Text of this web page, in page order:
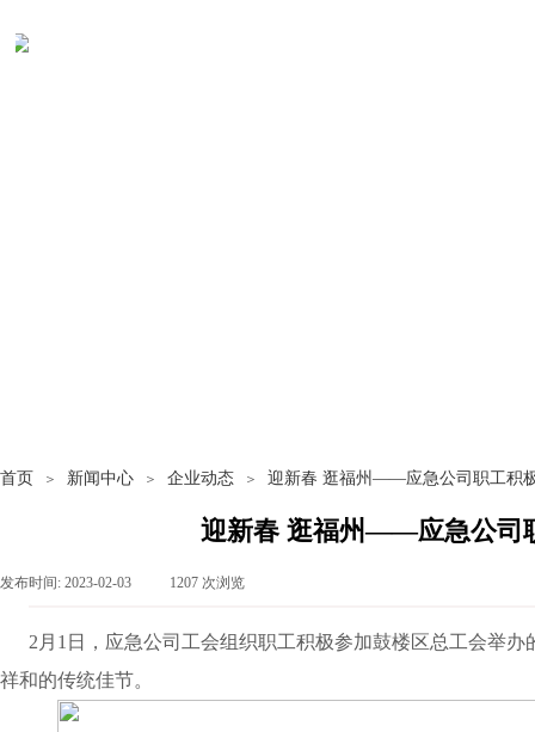
首页 ＞ 新闻中心 ＞ 企业动态 ＞ 迎新春 逛福州——应急公司职工积
迎新春 逛福州——应急公司
发布时间: 2023-02-03 1207 次浏览
2月1日，应急公司工会组织职工积极参加鼓楼区总工会举
祥和的传统佳节。